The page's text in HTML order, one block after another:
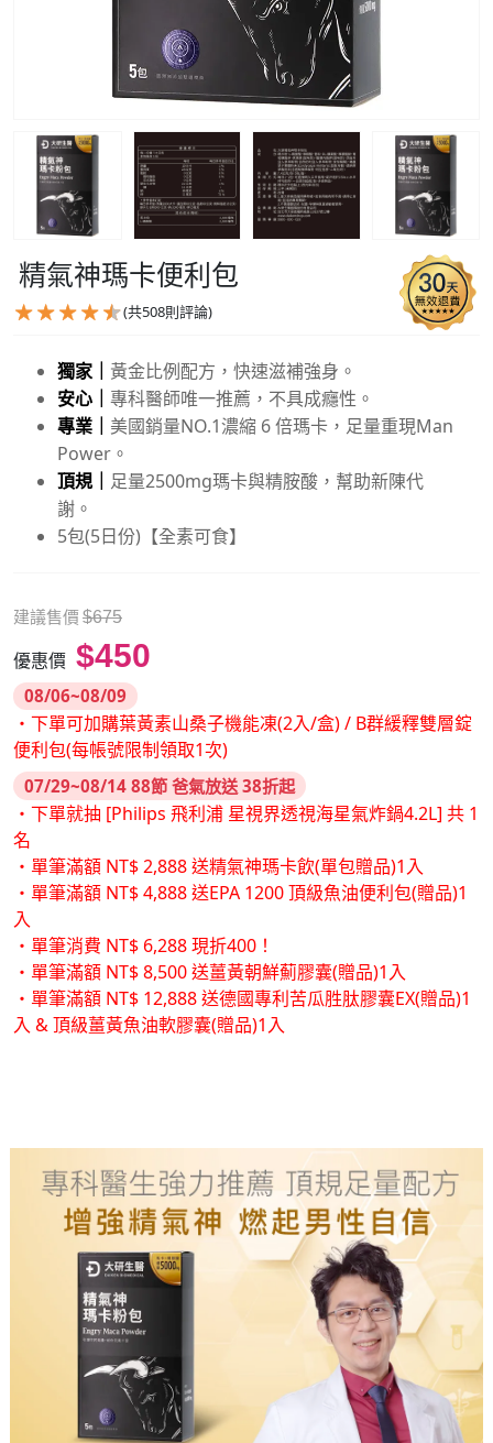
精氣神瑪卡便利包
(共508則評論)
獨家｜ 黃金比例配方，快速滋補強身。
安心｜ 專科醫師唯一推薦，不具成癮性。
專業｜ 美國銷量NO.1濃縮 6 倍瑪卡，足量重現Man
Power。
頂規｜ 足量2500mg瑪卡與精胺酸，幫助新陳代
謝。
5包(5日份)【全素可食】
建議售價 $675
優惠價 $450
08/06~08/09
・下單可加購葉黃素山桑子機能凍(2入/盒) / B群緩釋雙層錠
便利包(每帳號限制領取1次)
07/29~08/14 88節 爸氣放送 38折起
・下單就抽 [Philips 飛利浦 星視界透視海星氣炸鍋4.2L] 共 1
名
・單筆滿額 NT$ 2,888 送精氣神瑪卡飲(單包贈品)1入
・單筆滿額 NT$ 4,888 送EPA 1200 頂級魚油便利包(贈品)1
入
・單筆消費 NT$ 6,288 現折400！
・單筆滿額 NT$ 8,500 送薑黃朝鮮薊膠囊(贈品)1入
・單筆滿額 NT$ 12,888 送德國專利苦瓜胜肽膠囊EX(贈品)1
入 & 頂級薑黃魚油軟膠囊(贈品)1入